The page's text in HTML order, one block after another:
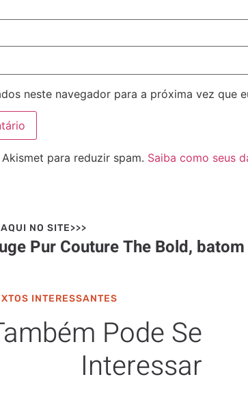
neste navegador para a próxima vez que
para reduzir spam. Saiba como seus
NO SITE>>>
INTERESSANTES
Pode Se
Interessar